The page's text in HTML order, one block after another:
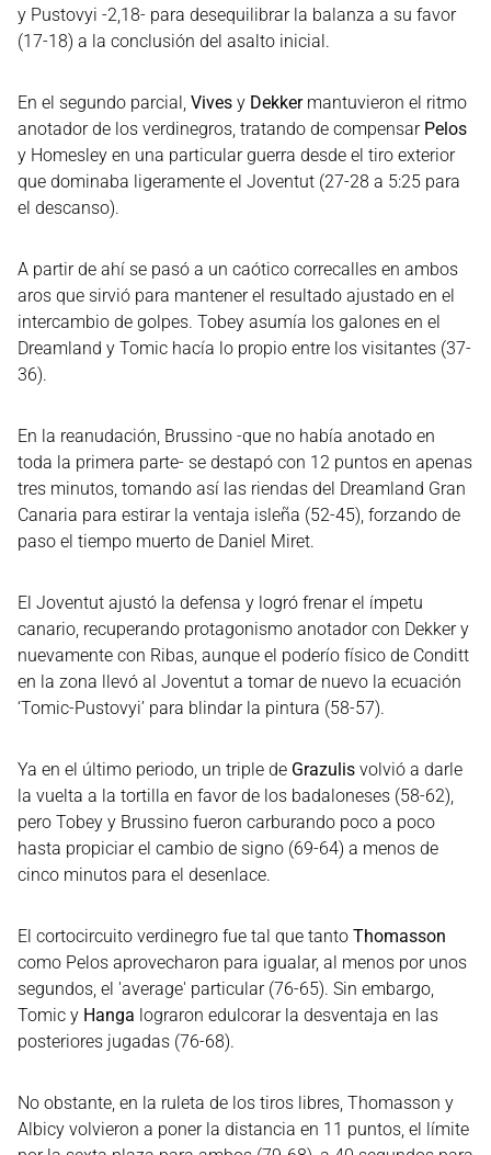
y Pustovyi -2,18- para desequilibrar la balanza a su favor
(17-18) a la conclusión del asalto inicial.
En el segundo parcial, Vives y Dekkermantuvieron el ritmo
anotador de los verdinegros, tratando de compensar Pelos
y Homesley en una particular guerra desde el tiro exterior
que dominaba ligeramente el Joventut (27-28 a 5:25 para
el descanso).
A partir de ahí se pasó a un caótico correcalles en ambos
aros que sirvió para mantener el resultado ajustado en el
intercambio de golpes. Tobey asumía los galones en el
Dreamland y Tomic hacía lo propio entre los visitantes (37-
36).
En la reanudación, Brussino -que no había anotado en
toda la primera parte- se destapó con 12 puntos en apenas
tres minutos, tomando así las riendas del Dreamland Gran
Canaria para estirar la ventaja isleña (52-45), forzando de
paso el tiempo muerto de Daniel Miret.
El Joventut ajustó la defensa y logró frenar el ímpetu
canario, recuperando protagonismo anotador con Dekker y
nuevamente con Ribas, aunque el poderío físico de Conditt
en la zona llevó al Joventut a tomar de nuevo la ecuación
‘Tomic-Pustovyi’ para blindar la pintura (58-57).
Ya en el último periodo, un triple de Grazulis volvió a darle
la vuelta a la tortilla en favor de los badaloneses (58-62),
pero Tobey y Brussino fueron carburando poco a poco
hasta propiciar el cambio de signo (69-64) a menos de
cinco minutos para el desenlace.
El cortocircuito verdinegro fue tal que tanto Thomasson
como Pelos aprovecharon para igualar, al menos por unos
segundos, el 'average' particular (76-65). Sin embargo,
Tomic y Hanga lograron edulcorar la desventaja en las
posteriores jugadas (76-68).
No obstante, en la ruleta de los tiros libres, Thomasson y
Albicy volvieron a poner la distancia en 11 puntos, el límite